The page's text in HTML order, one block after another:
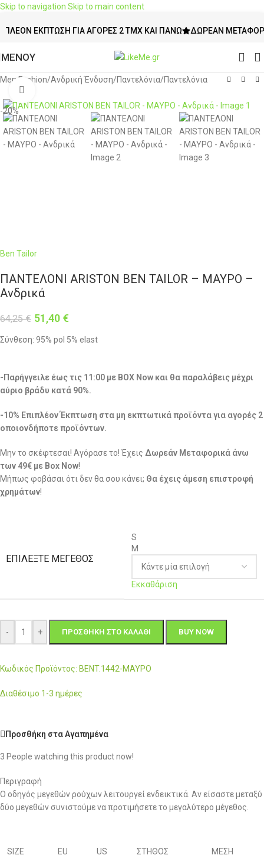
Skip to navigation Skip to main content
ΈΚΠΤΩΣΗ ΓΙΑ ΑΓΟΡΈΣ 2 ΤΜΧ ΚΑΙ ΠΆΝΩ ΔΩΡΕΆΝ ΜΕΤΑΦΟΡΙΚΆ
ΜΕΝΟΥ
Men Fashion/Ανδρική Ένδυση/Παντελόνια/Παντελόνια
-20%
Ben Tailor
ΠΑΝΤΕΛΟΝΙ ARISTON BEN TAILOR – ΜΑΥΡΟ –
Ανδρικά
64,25€ 51,40 €
Σύνθεση: 95% pol 5% elast
-Παρήγγειλε έως τις 11:00 με BOX Now και θα παραλάβεις μέχρι
αύριο βράδυ κατά 90%.
-10% Επιπλέον Έκπτωση στα μη εκπτωτικά προϊόντα για αγορές 2
οποιονδήποτε προϊόντων.
Μην το σκέφτεσαι! Αγόρασε το! Έχεις Δωρεάν Μεταφορικά άνω
των 49€ με Box Now!
Μήπως φοβάσαι ότι δεν θα σου κάνει; Θα έχεις άμεση επιστροφή
χρημάτων!
ΕΠΙΛΈΞΤΕ ΜΈΓΕΘΟΣ
S
M
Εκκαθάριση
- + ΠΡΟΣΘΉΚΗ ΣΤΟ ΚΑΛΆΘΙ BUY NOW
Κωδικός Προϊόντος: BENT.1442-ΜΑΥΡΟ
Διαθέσιμο 1-3 ημέρες
Προσθήκη στα Αγαπημένα
3 People watching this product now!
Περιγραφή
Ο οδηγός μεγεθών ρούχων λειτουργεί ενδεικτικά. Αν είσαστε μεταξύ
δύο μεγεθών συνιστούμε να προτιμήσετε το μεγαλύτερο μέγεθος.
SIZE EU US ΣΤΗΘΟΣ ΜΕΣΗ